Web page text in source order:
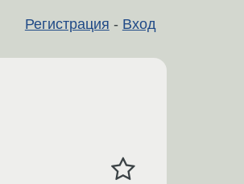
Регистрация - Вход